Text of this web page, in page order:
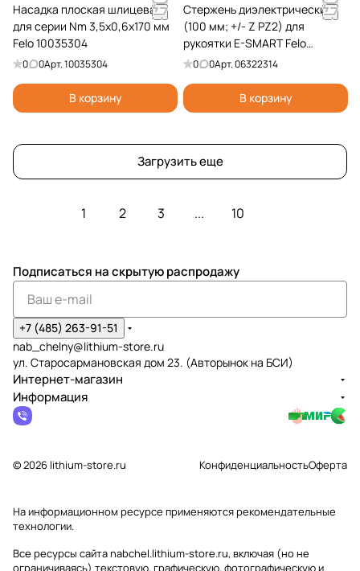
Насадка плоская шлицевая
для серии Nm 3,5x0,6x170 мм
Felo 10035304
0 0Арт.10035304
В корзину
Стержень диэлектрический
(100 мм; +/- Z PZ2) для
рукоятки E-SMART Felo
06322314
0 0Арт.06322314
В корзину
Загрузить еще
1 2 3 ... 10
Подписаться на скрытую распродажу
+7 (485) 263-91-51
nab_chelny@lithium-store.ru
ул. Старосармановская дом 23. (Авторынок на БСИ)
Интернет-магазин
Информация
© 2026 lithium-store.ru КонфиденциальностьОферта
На информационном ресурсе применяютсярекомендательные
технологии.
Все ресурсы сайта nabchel.lithium-store.ru, включая (но не
ограничиваясь) текстовую, графическую, фотографическую и